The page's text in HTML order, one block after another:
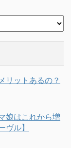
リットあるの？
娘はこれから増
ヴル】